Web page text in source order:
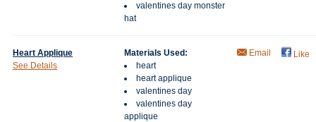
valentines day monster
hat
Heart Applique
See Details
Materials Used:
heart
heart applique
valentines day
valentines day
applique
Email Like